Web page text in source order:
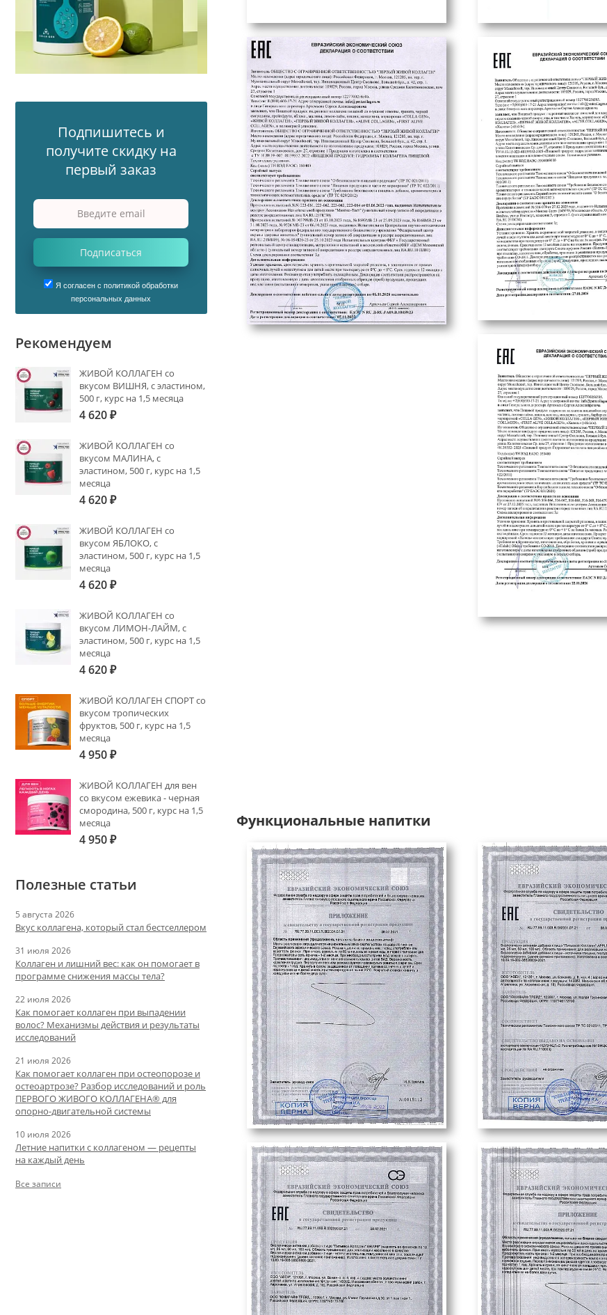
Функциональные напитки
Подпишитесь и
получите скидку на
первый заказ
Подписаться
Я согласен с политикой обработки
персональных данных
Рекомендуем
ЖИВОЙ КОЛЛАГЕН со
вкусом ВИШНЯ, с эластином,
500 г, курс на 1,5 месяца
4 620₽
ЖИВОЙ КОЛЛАГЕН со
вкусом МАЛИНА, с
эластином, 500 г, курс на 1,5
месяца
4 620₽
ЖИВОЙ КОЛЛАГЕН со
вкусом ЯБЛОКО, с
эластином, 500 г, курс на 1,5
месяца
4 620₽
ЖИВОЙ КОЛЛАГЕН со
вкусом ЛИМОН-ЛАЙМ, с
эластином, 500 г, курс на 1,5
месяца
4 620₽
ЖИВОЙ КОЛЛАГЕН СПОРТ со
вкусом тропических
фруктов, 500 г, курс на 1,5
месяца
4 950₽
ЖИВОЙ КОЛЛАГЕН для вен
со вкусом ежевика - черная
смородина, 500 г, курс на 1,5
месяца
4 950₽
Полезные статьи
5 августа 2026
Вкус коллагена, который стал бестселлером
31 июля 2026
Коллаген и лишний вес: как он помогает в
программе снижения массы тела?
22 июля 2026
Как помогает коллаген при выпадении
волос? Механизмы действия и результаты
исследований
21 июля 2026
Как помогает коллаген при остеопорозе и
остеоартрозе? Разбор исследований и роль
ПЕРВОГО ЖИВОГО КОЛЛАГЕНА® для
опорно-двигательной системы
10 июля 2026
Летние напитки с коллагеном — рецепты
на каждый день
Все записи